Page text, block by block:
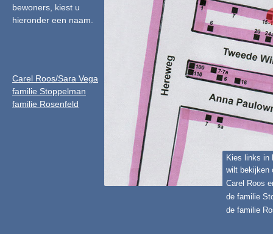
bewoners, kiest u
hieronder een naam.
Carel Roos/Sara Vega
familie Stoppelman
familie Rosenfeld
Kies links in
wilt bekijken
Carel Roos
de familie
de familie